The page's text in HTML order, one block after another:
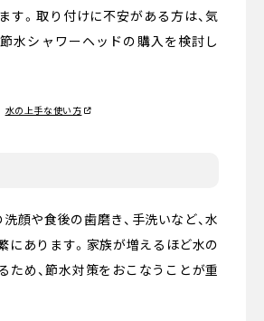
す。取り付けに不安がある方は、気
水シャワーヘッドの購入を検討し
水の上手な使い方
顔や食後の歯磨き、手洗いなど、水
にあります。家族が増えるほど水の
ため、節水対策をおこなうことが重